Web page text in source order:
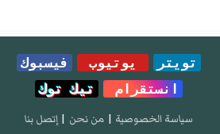
تويتر يوتيوب
فيسبوك
انستقرام
تيك توك
سياسة الخصوصية | من نحن | إتصل بنا